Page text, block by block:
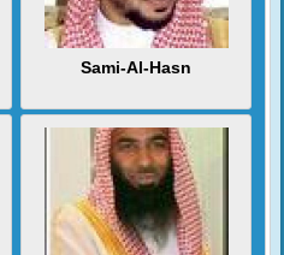
Sami-Al-Hasn